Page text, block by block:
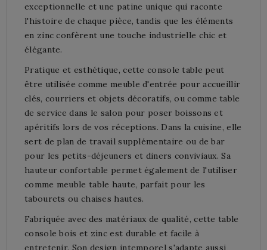
exceptionnelle et une patine unique qui raconte
l'histoire de chaque pièce, tandis que les éléments
en zinc confèrent une touche industrielle chic et
élégante.
Pratique et esthétique, cette console table peut
être utilisée comme meuble d'entrée pour accueillir
clés, courriers et objets décoratifs, ou comme table
de service dans le salon pour poser boissons et
apéritifs lors de vos réceptions. Dans la cuisine, elle
sert de plan de travail supplémentaire ou de bar
pour les petits-déjeuners et diners conviviaux. Sa
hauteur confortable permet également de l'utiliser
comme meuble table haute, parfait pour les
tabourets ou chaises hautes.
Fabriquée avec des matériaux de qualité, cette table
console bois et zinc est durable et facile à
entretenir. Son design intemporel s'adapte aussi